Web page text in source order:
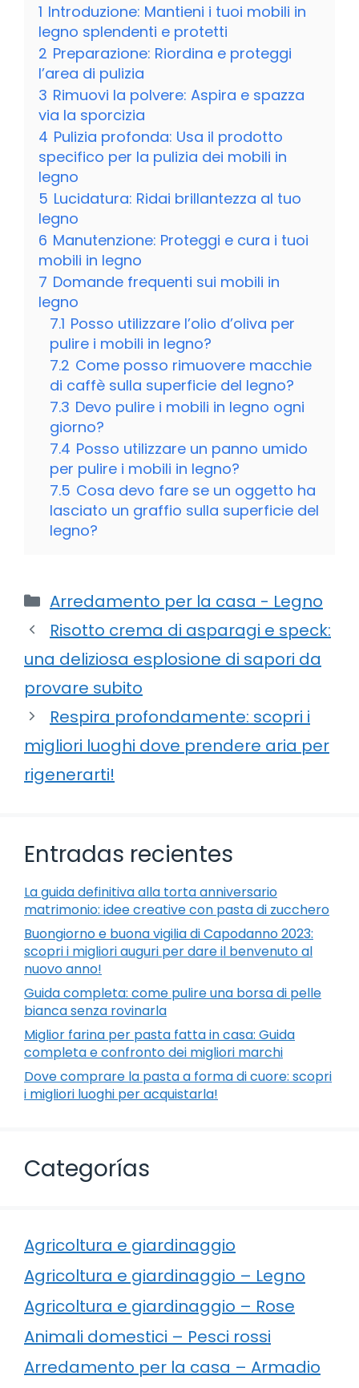
1 Introduzione: Mantieni i tuoi mobili in
legno splendenti e protetti
2 Preparazione: Riordina e proteggi
l’area di pulizia
3 Rimuovi la polvere: Aspira e spazza
via la sporcizia
4 Pulizia profonda: Usa il prodotto
specifico per la pulizia dei mobili in
legno
5 Lucidatura: Ridai brillantezza al tuo
legno
6 Manutenzione: Proteggi e cura i tuoi
mobili in legno
7 Domande frequenti sui mobili in
legno
7.1 Posso utilizzare l’olio d’oliva per
pulire i mobili in legno?
7.2 Come posso rimuovere macchie
di caffè sulla superficie del legno?
7.3 Devo pulire i mobili in legno ogni
giorno?
7.4 Posso utilizzare un panno umido
per pulire i mobili in legno?
7.5 Cosa devo fare se un oggetto ha
lasciato un graffio sulla superficie del
legno?
Categorie
Arredamento per la casa - Legno
Risotto crema di asparagi e speck:
una deliziosa esplosione di sapori da
provare subito
Respira profondamente: scopri i
migliori luoghi dove prendere aria per
rigenerarti!
Entradas recientes
La guida definitiva alla torta anniversario
matrimonio: idee creative con pasta di zucchero
Buongiorno e buona vigilia di Capodanno 2023:
scopri i migliori auguri per dare il benvenuto al
nuovo anno!
Guida completa: come pulire una borsa di pelle
bianca senza rovinarla
Miglior farina per pasta fatta in casa: Guida
completa e confronto dei migliori marchi
Dove comprare la pasta a forma di cuore: scopri
i migliori luoghi per acquistarla!
Categorías
Agricoltura e giardinaggio
Agricoltura e giardinaggio – Legno
Agricoltura e giardinaggio – Rose
Animali domestici – Pesci rossi
Arredamento per la casa – Armadio